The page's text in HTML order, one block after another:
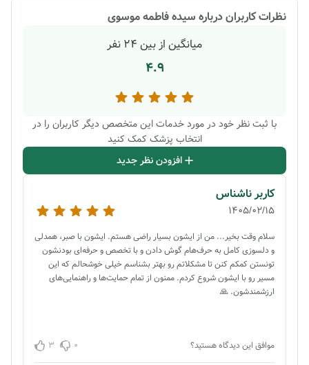
نظرات کاربران درباره سیده فاطمه موسوی
میانگین از بین 24 نفر
4.9
با ثبت نظر خود در مورد خدمات این متخصص دیگر کاربران را در
انتخاب پزشک کمک کنید
افزودن نظر جدید
کاربر ناشناس
1405/02/15
سلام وقت بخیر... من از ایشون بسیار راضی هستم. ایشون با صبر، همدلی
و دلسوزی کامل به حرف‌هام گوش دادن و با تخصص و حرفه‌ای بودنشون
تونستن کمکم کنن تا مشکلاتم رو بهتر بشناسم خیلی خوشحالم که این
مسیر رو با ایشون شروع کردم. ممنون از تمام حمایت‌ها و راهنمایی‌های
ارزشمندشون. 🙏
موافق این دیدگاه هستید؟ 0
3